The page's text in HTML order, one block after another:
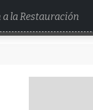
la Restauración